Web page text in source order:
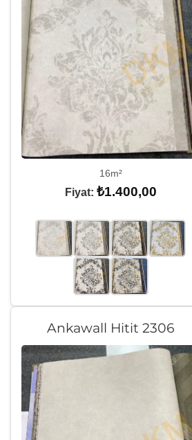
16m²
Fiyat: ₺1.400,00
Ankawall Hitit 2306